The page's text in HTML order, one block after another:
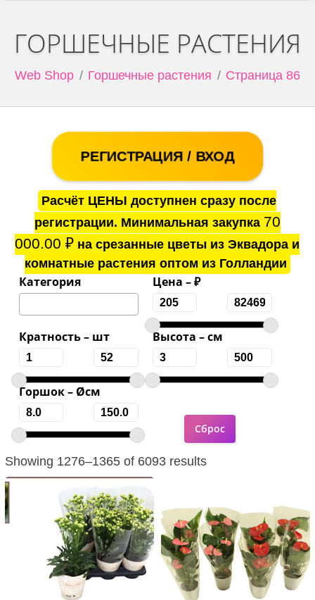
ГОРШЕЧНЫЕ РАСТЕНИЯ
Web Shop Горшечные растения Страница 86
РЕГИСТРАЦИЯ / ВХОД
Расчёт ЦЕНЫ доступнен сразу после
регистрации. Минимальная закупка 70
000.00₽ на срезанные цветы из Эквадора и
комнатные растения оптом из Голландии
Категория Цена – ₽
Кратность – шт Высота – см
Горшок – Øсм
Showing 1276–1365 of 6093 results